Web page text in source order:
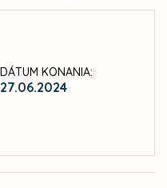
DÁTUM KONANIA:
27.06.2024